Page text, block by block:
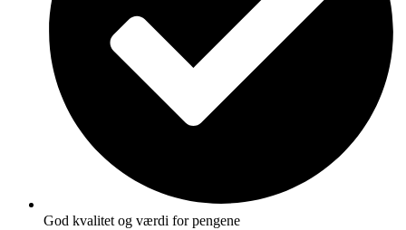
God kvalitet og værdi for pengene